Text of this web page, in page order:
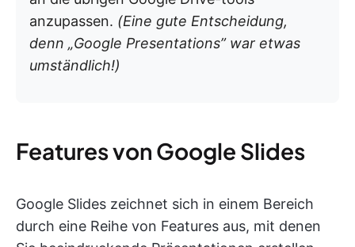
anzupassen. (Eine gute Entscheidung,
denn „Google Presentations” war etwas
umständlich!)
Features von Google Slides
Google Slides zeichnet sich in einem Bereich
durch eine Reihe von Features aus, mit denen